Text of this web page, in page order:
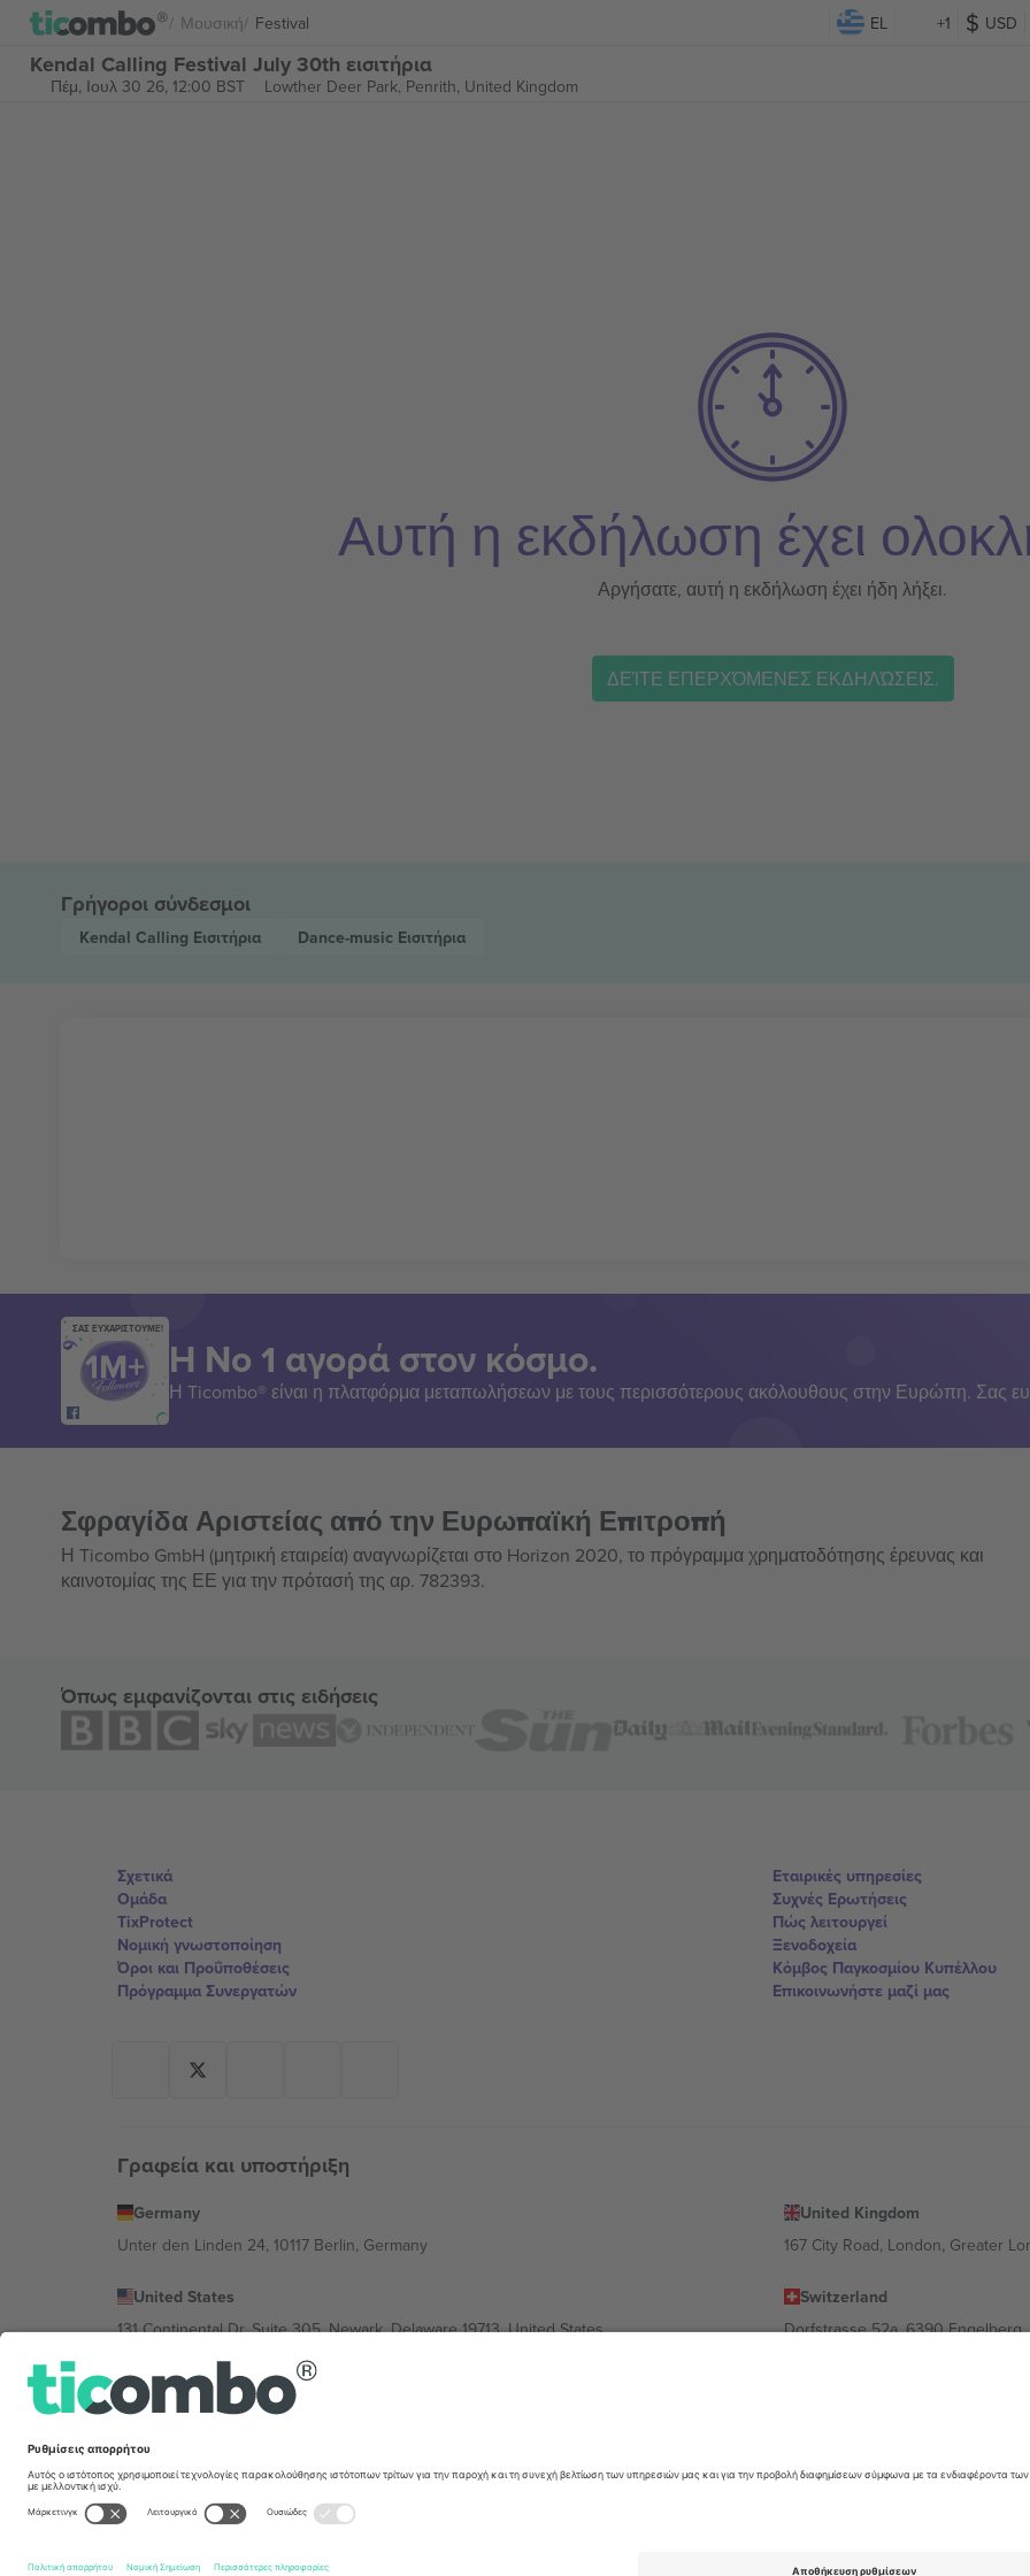
Μουσική Festival EL +1 USD
Kendal Calling Festival July 30th εισιτήρια
Πέμ, Ιουλ 30 26, 12:00 BST Lowther Deer Park, Penrith, United Kingdom
Αυτή η εκδήλωση έχει
Αργήσατε, αυτή η εκδήλωση έχει ήδη λήξει.
ΔΕΊΤΕ ΕΠΕΡΧΌΜΕΝΕΣ ΕΚΔΗΛΏΣΕΙΣ.
Γρήγοροι σύνδεσμοι
Kendal Calling Εισιτήρια Dance-music Εισιτήρια
ΣΑΣ ΕΥΧΑΡΙΣΤΟΥΜΕ!
Η Νο 1 αγορά στον κόσμο.
Η Ticombo® είναι η πλατφόρμα μεταπωλήσεων με τους περισσότερους ακόλουθους στην Ευρώπη. Σας
Σφραγίδα Αριστείας από την Ευρωπαϊκή Επιτροπή
Η Ticombo GmbH (μητρική εταιρεία) αναγνωρίζεται στο Horizon 2020, το πρόγραμμα χρηματοδότησης έρευνας και
καινοτομίας της ΕΕ για την πρότασή της αρ. 782393.
Όπως εμφανίζονται στις ειδήσεις
Σχετικά
Ομάδα
TixProtect
Νομική γνωστοποίηση
Όροι και Προΰποθέσεις
Πρόγραμμα Συνεργατών
Εταιρικές υπηρεσίες
Συχνές Ερωτήσεις
Πώς λειτουργεί
Ξενοδοχεία
Κόμβος Παγκοσμίου Κυπέλλου
Επικοινωνήστε μαζί μας
Γραφεία και υποστήριξη
Germany
Unter den Linden 24, 10117 Berlin, Germany
United Kingdom
167 City Road, London, Greater
United States
131 Continental Dr, Suite 305, Newark, Delaware 19713, United States
Switzerland
Dorfstrasse 52a, 6390 Engelberg,
Bulgaria
Regus Sofia City West, bul Totleben 53-55, 1606 Sofia, Bulgaria
Mexico
Av Chapultepec 360, Roma Norte, Cuauhtémoc, 06700 Ciudad de México, CDMX, Mexico
συγκεκριμένης εκδήλωσης, στο αποτύπωμα και στους όρους.,
Οροι. © 2026 Ticombo. All rights